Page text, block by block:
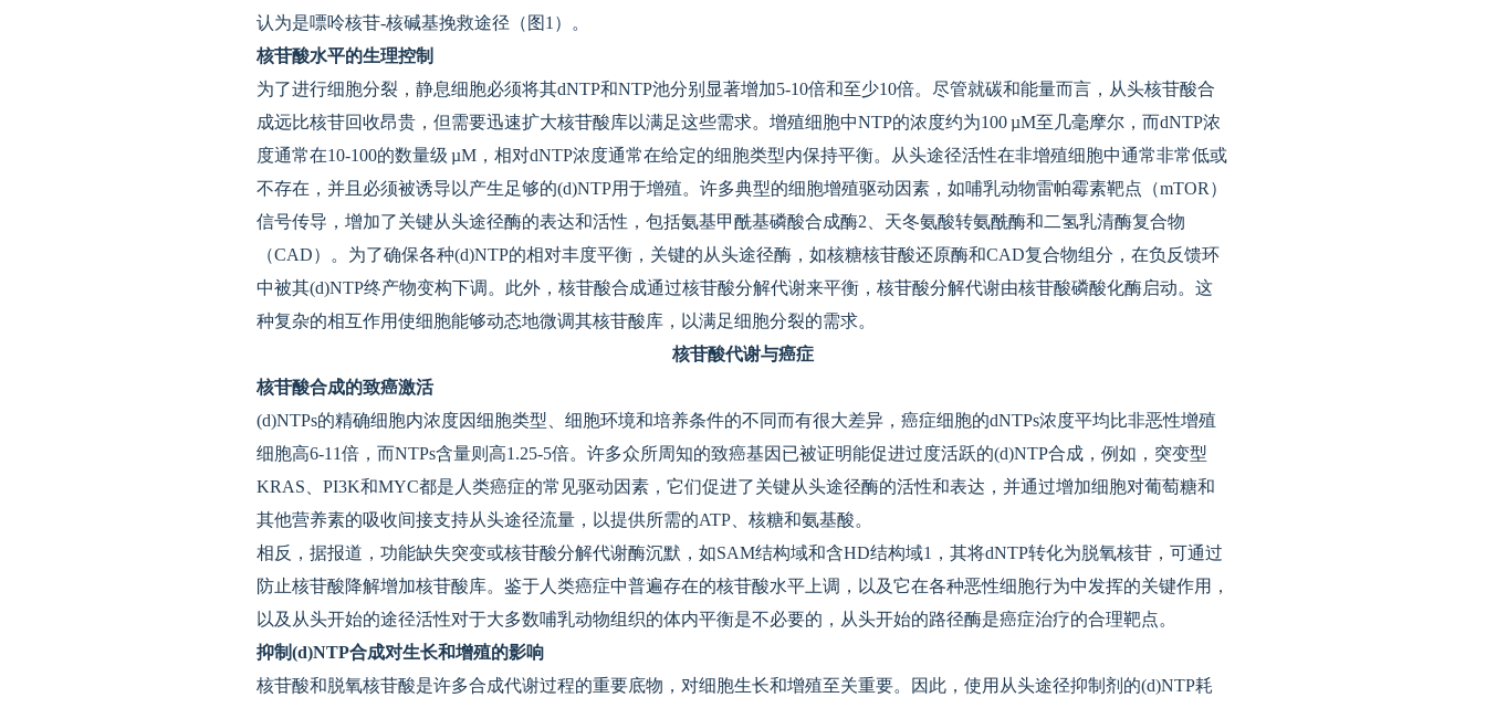
认为是嘌呤核苷-核碱基挽救途径（图1）。
核苷酸水平的生理控制
为了进行细胞分裂，静息细胞必须将其dNTP和NTP池分别显著增加5-10倍和至少10倍。尽管就碳和能量而言，从头核苷酸合
成远比核苷回收昂贵，但需要迅速扩大核苷酸库以满足这些需求。增殖细胞中NTP的浓度约为100 µM至几毫摩尔，而dNTP浓
度通常在10-100的数量级 µM，相对dNTP浓度通常在给定的细胞类型内保持平衡。从头途径活性在非增殖细胞中通常非常低或
不存在，并且必须被诱导以产生足够的(d)NTP用于增殖。许多典型的细胞增殖驱动因素，如哺乳动物雷帕霉素靶点（mTOR）
信号传导，增加了关键从头途径酶的表达和活性，包括氨基甲酰基磷酸合成酶2、天冬氨酸转氨酰酶和二氢乳清酶复合物
（CAD）。为了确保各种(d)NTP的相对丰度平衡，关键的从头途径酶，如核糖核苷酸还原酶和CAD复合物组分，在负反馈环
中被其(d)NTP终产物变构下调。此外，核苷酸合成通过核苷酸分解代谢来平衡，核苷酸分解代谢由核苷酸磷酸化酶启动。这
种复杂的相互作用使细胞能够动态地微调其核苷酸库，以满足细胞分裂的需求。
核苷酸代谢与癌症
核苷酸合成的致癌激活
(d)NTPs的精确细胞内浓度因细胞类型、细胞环境和培养条件的不同而有很大差异，癌症细胞的dNTPs浓度平均比非恶性增殖
细胞高6-11倍，而NTPs含量则高1.25-5倍。许多众所周知的致癌基因已被证明能促进过度活跃的(d)NTP合成，例如，突变型
KRAS、PI3K和MYC都是人类癌症的常见驱动因素，它们促进了关键从头途径酶的活性和表达，并通过增加细胞对葡萄糖和
其他营养素的吸收间接支持从头途径流量，以提供所需的ATP、核糖和氨基酸。
相反，据报道，功能缺失突变或核苷酸分解代谢酶沉默，如SAM结构域和含HD结构域1，其将dNTP转化为脱氧核苷，可通过
防止核苷酸降解增加核苷酸库。鉴于人类癌症中普遍存在的核苷酸水平上调，以及它在各种恶性细胞行为中发挥的关键作用，
以及从头开始的途径活性对于大多数哺乳动物组织的体内平衡是不必要的，从头开始的路径酶是癌症治疗的合理靶点。
抑制(d)NTP合成对生长和增殖的影响
核苷酸和脱氧核苷酸是许多合成代谢过程的重要底物，对细胞生长和增殖至关重要。因此，使用从头途径抑制剂的(d)NTP耗